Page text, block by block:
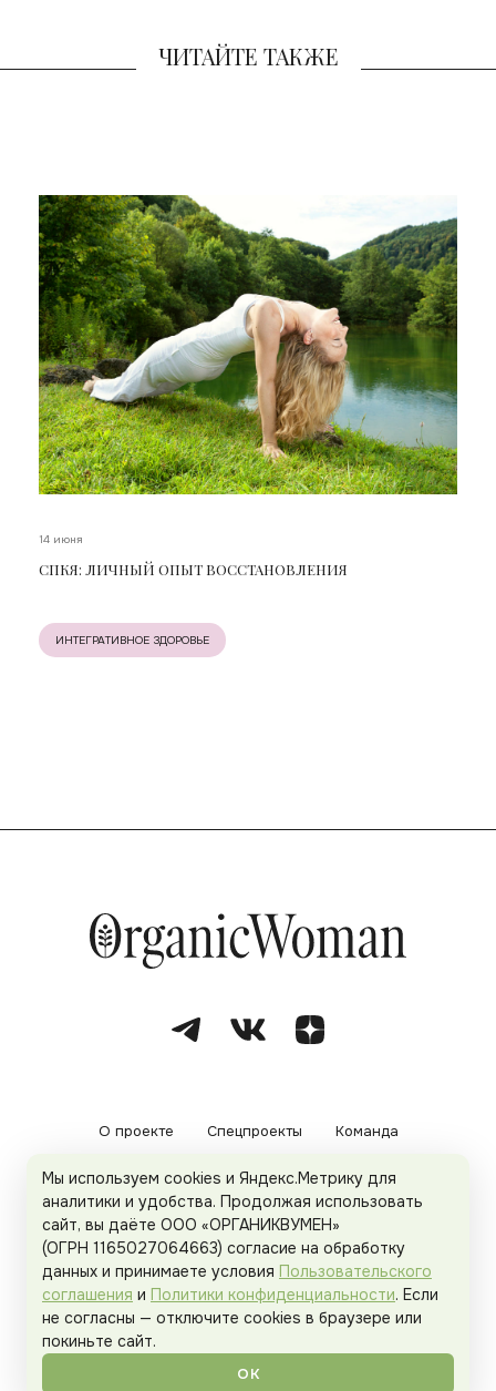
ЧИТАЙТЕ ТАКЖЕ
14 июня
СПКЯ: ЛИЧНЫЙ ОПЫТ ВОССТАНОВЛЕНИЯ
ИНТЕГРАТИВНОЕ ЗДОРОВЬЕ
О проекте Спецпроекты Команда
Рекламодателям Политика конфиденциальности
Пользовательское соглашение
Organicwoman.ru . Все права защищены.
Мы используем cookies и Яндекс.Метрику для
аналитики и удобства. Продолжая использовать
сайт, вы даёте ООО «ОРГАНИКВУМЕН»
(ОГРН 1165027064663) согласие на обработку
данных и принимаете условия Пользовательского
соглашения и Политики конфиденциальности. Если
не согласны — отключите cookies в браузере или
покиньте сайт.
ОК